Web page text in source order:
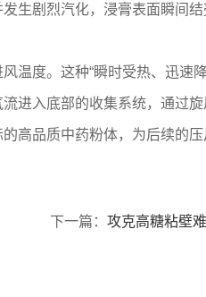
生剧烈汽化，浸膏表面瞬间
温度。这种“瞬时受热、迅速
进入底部的收集系统，通过
高品质中药粉体，为后续的
下一篇： 攻克高糖粘壁